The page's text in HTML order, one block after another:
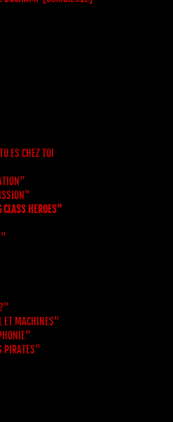
ES CHEZ TOI
HEROES"
MACHINES"
PIRATES"